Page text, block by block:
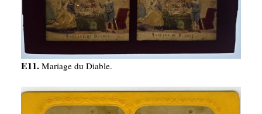
E11. Mariage du Diable.